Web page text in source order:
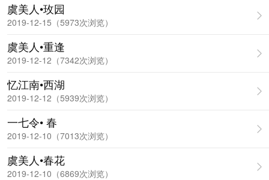
虞美人•玫园
2019-12-15（5973次浏览）
虞美人•重逢
2019-12-12（7342次浏览）
忆江南•西湖
2019-12-12（5939次浏览）
一七令• 春
2019-12-10（7013次浏览）
虞美人•春花
2019-12-10（6869次浏览）